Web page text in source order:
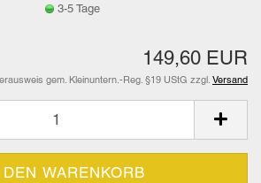
3-5 Tage
149,60 EUR
gem. Kleinuntern.-Reg. §19 UStG zzgl. Versand